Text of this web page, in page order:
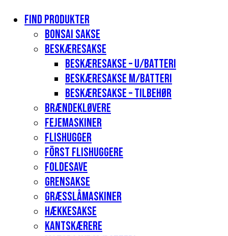
Find produkter
Bonsai sakse
Beskæresakse
Beskæresakse – u/batteri
Beskæresakse m/batteri
Beskæresakse – tilbehør
Brændekløvere
Fejemaskiner
Flishugger
Först flishuggere
Foldesave
Grensakse
Græsslåmaskiner
Hækkesakse
Kantskærere